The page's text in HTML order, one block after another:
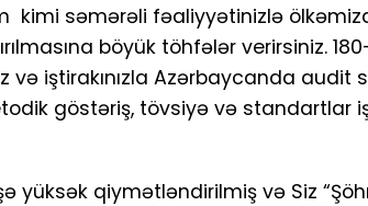
kimi səmərəli fəaliyyətinizlə
böyük töhfələr verirsiniz.
iştirakınızla Azərbaycanda audit
göstəriş, tövsiyə və standartlar
qiymətləndirilmiş və Siz